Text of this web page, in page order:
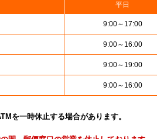
平日
9:00～17:00
9:00～16:00
9:00～19:00
9:00～16:00
を一時休止する場合があります。